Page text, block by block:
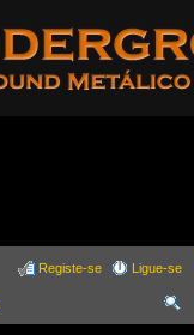
Ligue-se
Registe-se